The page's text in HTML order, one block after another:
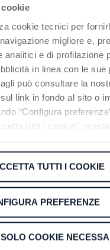
cookie tecnici per
migliore e,
analitici e di profilazione
in linea con le sue
può consultare la
link in fondo al sito o
“Configura
tutti i cookie”,
su “Usa solo cookie
cookie tecnici
sito.
TUTTI I COOKIE
PREFERENZE
COOKIE
alla